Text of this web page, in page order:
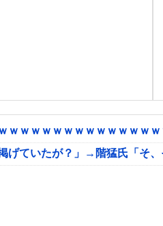
ｗｗｗｗｗｗｗｗｗｗｗｗ
ていたが？」→階猛氏「そ、